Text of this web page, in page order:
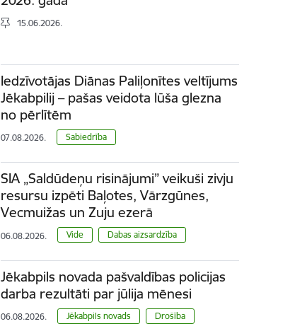
15.06.2026.
Iedzīvotājas Diānas Paliļonītes veltījums
Jēkabpilij – pašas veidota lūša glezna
no pērlītēm
07.08.2026. Sabiedrība
SIA „Saldūdeņu risinājumi” veikuši zivju
resursu izpēti Baļotes, Vārzgūnes,
Vecmuižas un Zuju ezerā
06.08.2026. Vide Dabas aizsardzība
Jēkabpils novada pašvaldības policijas
darba rezultāti par jūlija mēnesi
06.08.2026. Jēkabpils novads Drošība